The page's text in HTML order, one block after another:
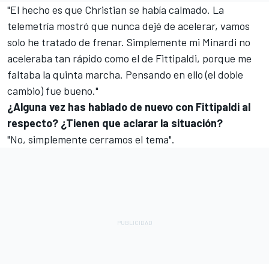
"El hecho es que Christian se había calmado. La
telemetría mostró que nunca dejé de acelerar, vamos
solo he tratado de frenar. Simplemente mi Minardi no
aceleraba tan rápido como el de Fittipaldi, porque me
faltaba la quinta marcha. Pensando en ello (el doble
cambio) fue bueno."
¿Alguna vez has hablado de nuevo con Fittipaldi al
respecto? ¿Tienen que aclarar la situación?
"No, simplemente cerramos el tema".